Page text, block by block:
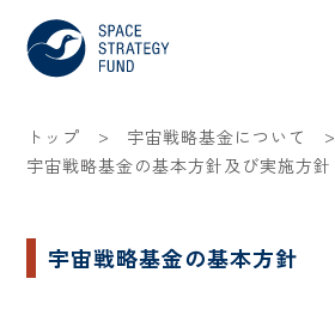
トップ > 宇宙戦略基金について
>
宇宙戦略基金の基本方針及び実施方針
宇宙戦略基金の基本方針